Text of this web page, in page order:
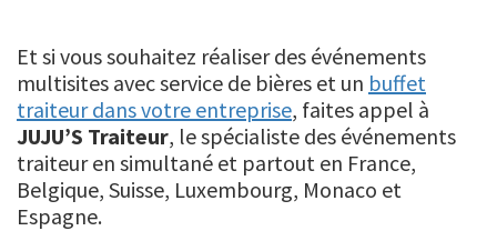
Et si vous souhaitez réaliser des événements
multisites avec service de bières et un buffet
traiteur dans votre entreprise, faites appel à
JUJU’S Traiteur, le spécialiste des événements
traiteur en simultané et partout en France,
Belgique, Suisse, Luxembourg, Monaco et
Espagne.